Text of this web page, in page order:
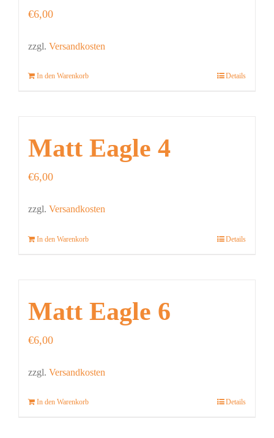
€6,00
zzgl. Versandkosten
In den Warenkorb Details
Matt Eagle 4
€6,00
zzgl. Versandkosten
In den Warenkorb Details
Matt Eagle 6
€6,00
zzgl. Versandkosten
In den Warenkorb Details